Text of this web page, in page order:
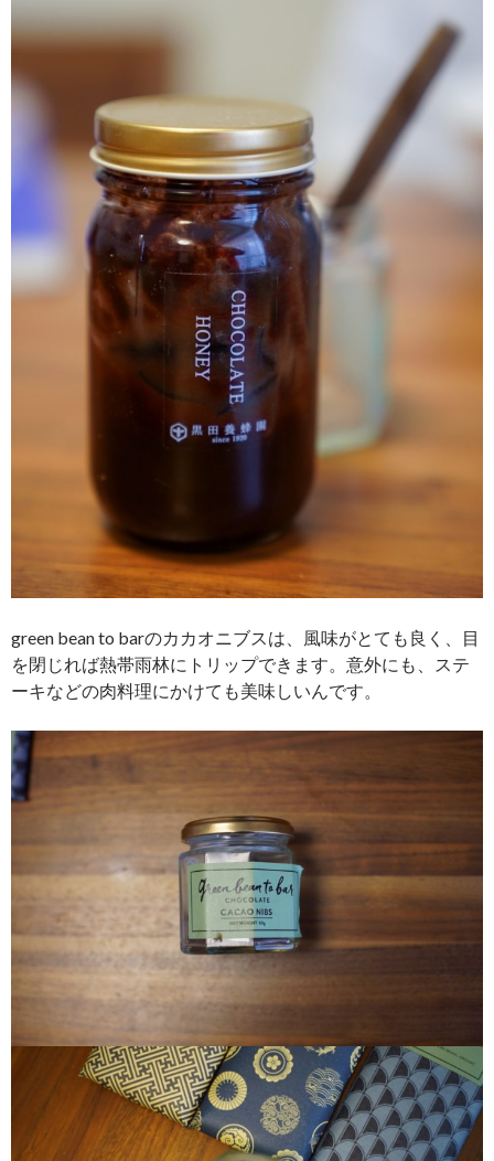
green bean to barのカカオニブスは、風味がとても良く、目
を閉じれば熱帯雨林にトリップできます。意外にも、ステ
ーキなどの肉料理にかけても美味しいんです。